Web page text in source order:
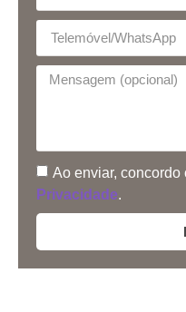
Ao enviar, concordo
Privacidade.